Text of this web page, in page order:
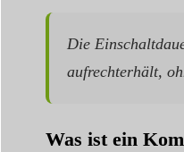
Die
aufrechterhält,
Was ist ein